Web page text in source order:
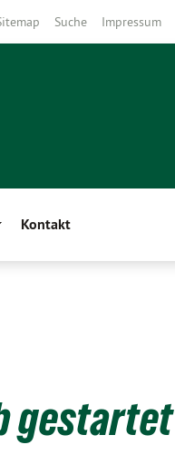
Suche Impressum
Kontakt
gestartet